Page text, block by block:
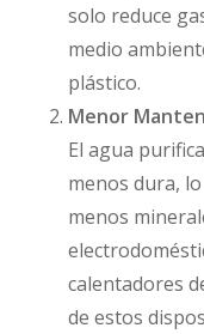
solo reduce
medio
plástico.
Menor
El agua
menos dura,
menos
calentadores
de estos